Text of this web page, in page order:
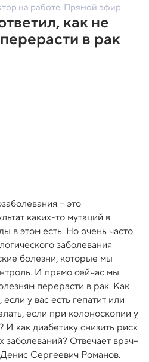
на работе. Прямой эфир
как не
в рак
– это
каких-то мутаций в
в этом есть. Но очень часто
заболевания
болезни, которые мы
И прямо сейчас мы
перерасти в рак. Как
у вас есть гепатит или
если при колоноскопии у
как диабетику снизить риск
заболеваний? Отвечает врач–
Сергеевич Романов.